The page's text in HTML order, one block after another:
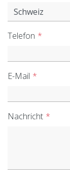
Telefon
E-Mail
Nachricht